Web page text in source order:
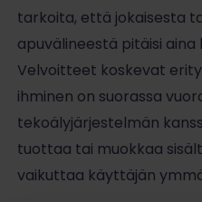
tarkoita, että jokaisesta
apuvälineestä pitäisi
Velvoitteet koskevat
ihminen on suorassa
tekoälyjärjestelmän
tuottaa tai muokkaa
vaikuttaa käyttäjän